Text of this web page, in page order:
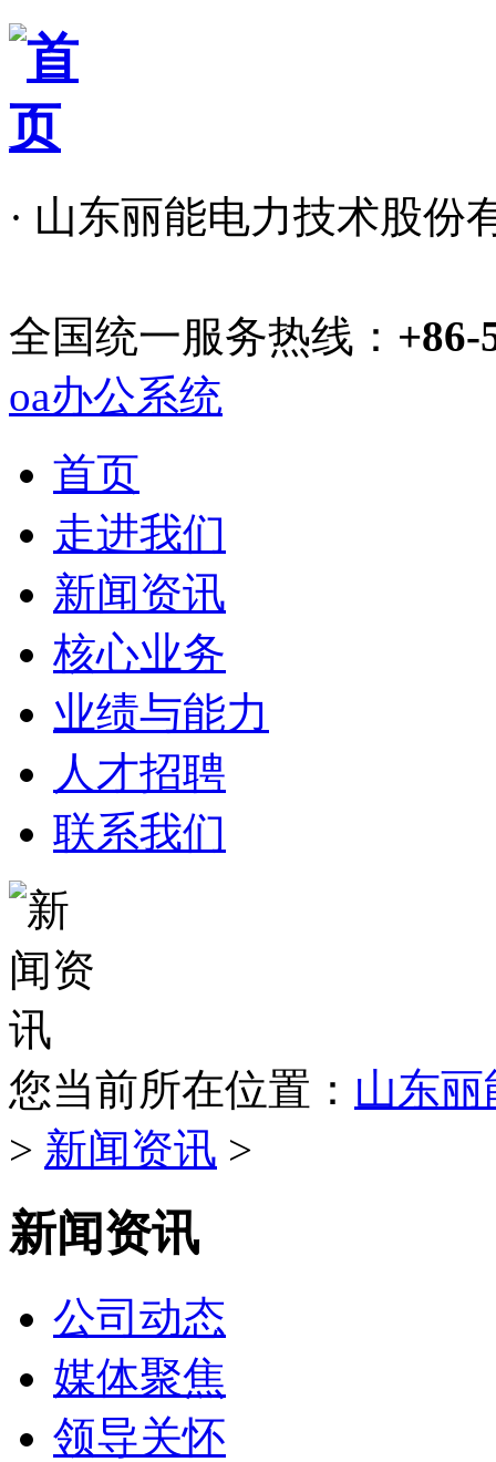
· 山东丽能电力技术股份
全国统一服务热线： +86-
oa办公系统
首页
走进我们
新闻资讯
核心业务
业绩与能力
人才招聘
联系我们
您当前所在位置： 山东
> 新闻资讯 >
新闻资讯
公司动态
媒体聚焦
领导关怀